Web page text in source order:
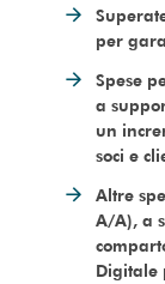
per
Spese
a
un
soci e
Altre
A/A), a
Digitale